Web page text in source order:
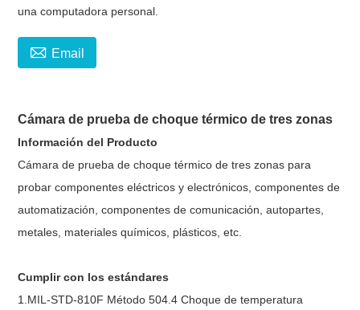
una computadora personal.
 Email
Cámara de prueba de choque térmico de tres zonas
Información del Producto
Cámara de prueba de choque térmico de tres zonas para
probar componentes eléctricos y electrónicos, componentes de
automatización, componentes de comunicación, autopartes,
metales, materiales químicos, plásticos, etc.
Cumplir con los estándares
1.MIL-STD-810F Método 504.4 Choque de temperatura